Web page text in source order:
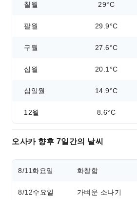
칠월 29°C
팔월 29.9°C
구월 27.6°C
십월 20.1°C
십일월 14.9°C
12월 8.6°C
오사카 향후 7일간의 날씨
8/11 화요일 화창함
8/12수요일 가벼운 소나기